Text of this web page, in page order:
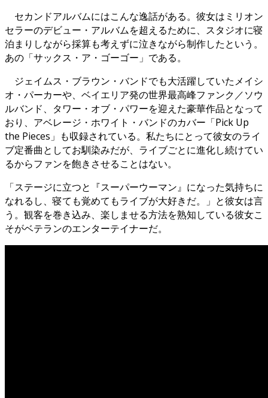
セカンドアルバムにはこんな逸話がある。彼女はミリオン
セラーのデビュー・アルバムを超えるために、スタジオに寝
泊まりしながら採算も考えずに泣きながら制作したという。
あの「サックス・ア・ゴーゴー」である。
ジェイムス・ブラウン・バンドでも大活躍していたメイシ
オ・パーカーや、ベイエリア発の世界最高峰ファンク／ソウ
ルバンド、タワー・オブ・パワーを迎えた豪華作品となって
おり、アベレージ・ホワイト・バンドのカバー「Pick Up
the Pieces」も収録されている。私たちにとって彼女のライ
ブ定番曲としてお馴染みだが、ライブごとに進化し続けてい
るからファンを飽きさせることはない。
「ステージに立つと『スーパーウーマン』になった気持ちに
なれるし、寝ても覚めてもライブが大好きだ。」と彼女は言
う。観客を巻き込み、楽しませる方法を熟知している彼女こ
そがベテランのエンターテイナーだ。